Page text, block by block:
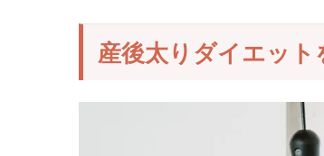
産後太りダイエッ